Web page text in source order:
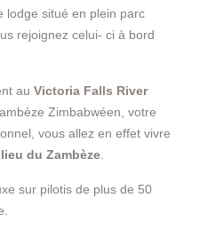
lodge situé en plein parc
rejoignez celui- ci à bord
au Victoria Falls River
Zimbabwéen, votre
vous allez en effet vivre
du Zambèze
sur pilotis de plus de 50